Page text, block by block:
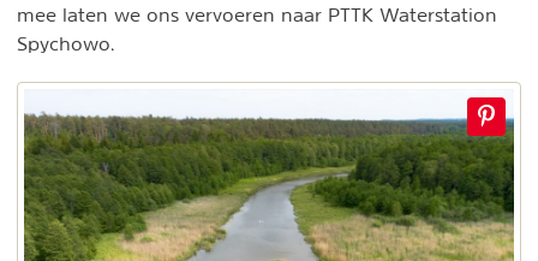
mee laten we ons vervoeren naar PTTK Waterstation
Spychowo.